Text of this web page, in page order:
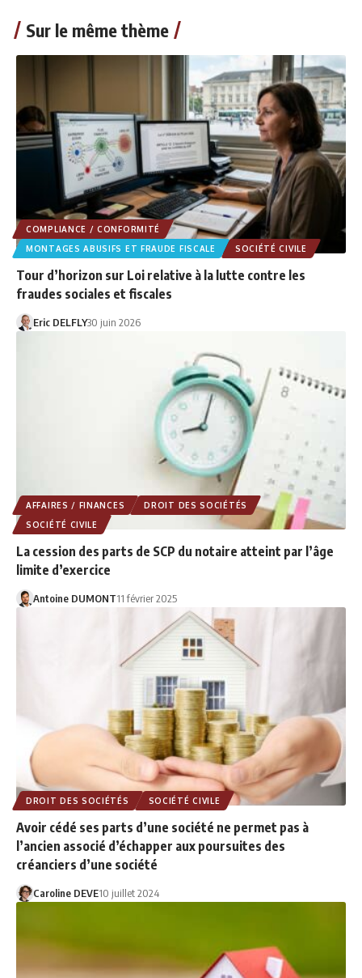
Sur le même thème
COMPLIANCE / CONFORMITÉ
MONTAGES ABUSIFS ET FRAUDE FISCALE
SOCIÉTÉ CIVILE
Tour d’horizon sur Loi relative à la lutte contre les
fraudes sociales et fiscales
Eric DELFLY30 juin 2026
AFFAIRES / FINANCES
DROIT DES SOCIÉTÉS
SOCIÉTÉ CIVILE
La cession des parts de SCP du notaire atteint par l’âge
limite d’exercice
Antoine DUMONT11 février 2025
DROIT DES SOCIÉTÉS SOCIÉTÉ CIVILE
Avoir cédé ses parts d’une société ne permet pas à
l’ancien associé d’échapper aux poursuites des
créanciers d’une société
Caroline DEVE10 juillet 2024